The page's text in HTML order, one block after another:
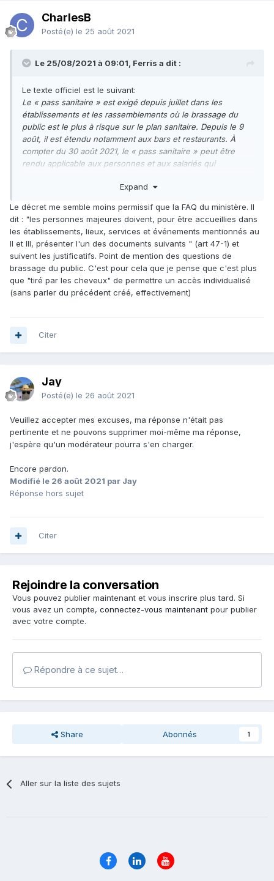
CharlesB
Posté(e) le 25 août 2021
Le 25/08/2021 à 09:01, Ferris a dit :
Le texte officiel est le suivant:
Le « pass sanitaire » est exigé depuis juillet dans les
établissements et les rassemblements où le brassage du
public est le plus à risque sur le plan sanitaire. Depuis le 9
août, il est étendu notamment aux bars et restaurants. À
compter du 30 août 2021, le « pass sanitaire » peut être
rendu applicable aux personnes et aux salariés qui
https://www.gouvernement.fr/pass-sanitaire-
Dans le cadre d'unaccueil individualisé, sur rendez-vous
par exemple, donc sans"brassage du public"et hors des
horaires "tous publics", le maire peut autoriser ce genre de
pratique. Evidemment on sait tous que les élus ont une forte
tendance à éviter de créer des situations exceptionnelles,
ne serait-ce que pour se protéger du risque pénal. Par
ailleurs une exception peut en entrainer d'autres. Mais
Expand
Le décret me semble moins permissif que la FAQ du ministère. Il
dit : "les personnes majeures doivent, pour être accueillies dans
les établissements, lieux, services et événements mentionnés au
II et III, présenter l'un des documents suivants " (art 47-1) et
suivent les justificatifs. Point de mention des questions de
brassage du public. C'est pour cela que je pense que c'est plus
que "tiré par les cheveux" de permettre un accès individualisé
(sans parler du précédent créé, effectivement)
Citer
Jay
Posté(e) le 26 août 2021
Veuillez accepter mes excuses, ma réponse n'était pas
pertinente et ne pouvons supprimer moi-même ma réponse,
j'espère qu'un modérateur pourra s'en charger.
Encore pardon.
Modifié le 26 août 2021 par Jay
Réponse hors sujet
Citer
Rejoindre la conversation
Vous pouvez publier maintenant et vous inscrire plus tard. Si
vous avez un compte, connectez-vous maintenant pour publier
avec votre compte.
Répondre à ce sujet…
Share Abonnés 1
Aller sur la liste des sujets